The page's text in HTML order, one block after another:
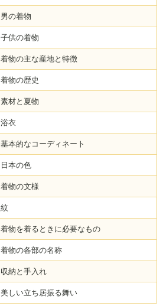
男の着物
子供の着物
着物の主な産地と特徴
着物の歴史
素材と夏物
浴衣
基本的なコーディネート
日本の色
着物の文様
紋
着物を着るときに必要なもの
着物の各部の名称
収納と手入れ
美しい立ち居振る舞い